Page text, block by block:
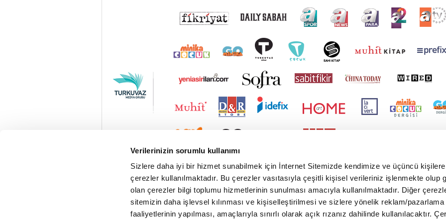
Verilerinizin sorumlu kullanımı
Sizlere daha iyi bir hizmet sunabilmek için İnternet Sitemizde kendimize ve üçüncü
çerezler kullanılmaktadır. Bu çerezler vasıtasıyla çeşitli kişisel verileriniz işlenmekte olup
olan çerezler bilgi toplumu hizmetlerinin sunulması amacıyla kullanılmaktadır. Diğer
sitemizin daha işlevsel kılınması ve kişiselleştirilmesi ve sizlere yönelik reklam/pazarlama
faaliyetlerinin yapılması, amaçlarıyla sınırlı olarak açık rızanız dahilinde kullanılacaktır.